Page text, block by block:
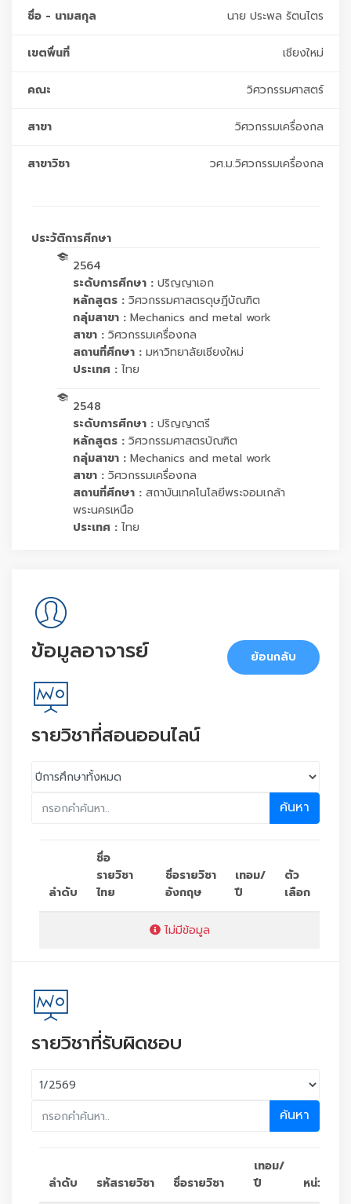
ชื่อ - นามสกุล นาย ประพล รัตนไตร
เขตพื่นที่ เชียงใหม่
คณะ วิศวกรรมศาสตร์
สาขา วิศวกรรมเครื่องกล
สาขาวิชา วศ.ม.วิศวกรรมเครื่องกล
ประวัติการศึกษา
2564
ระดับการศึกษา : ปริญญาเอก
หลักสูตร : วิศวกรรมศาสตรดุษฎีบัณฑิต
กลุ่มสาขา : Mechanics and metal work
สาขา : วิศวกรรมเครื่องกล
สถานที่ศึกษา : มหาวิทยาลัยเชียงใหม่
ประเทศ : ไทย
2548
ระดับการศึกษา : ปริญญาตรี
หลักสูตร : วิศวกรรมศาสตรบัณฑิต
กลุ่มสาขา : Mechanics and metal work
สาขา : วิศวกรรมเครื่องกล
สถานที่ศึกษา : สถาบันเทคโนโลยีพระจอมเกล้า
พระนครเหนือ
ประเทศ : ไทย
ข้อมูลอาจารย์ ย้อนกลับ
รายวิชาที่สอนออนไลน์
ค้นหา
ลำดับ
ชื่อ
รายวิชา
ไทย
ชื่อรายวิชา
อังกฤษ
เทอม/
ปี
ตัว
เลือก
ไม่มีข้อมูล
รายวิชาที่รับผิดชอบ
ค้นหา
ลำดับ รหัสรายวิชา ชื่อรายวิชา
เทอม/
ปี
หน่วยกิต